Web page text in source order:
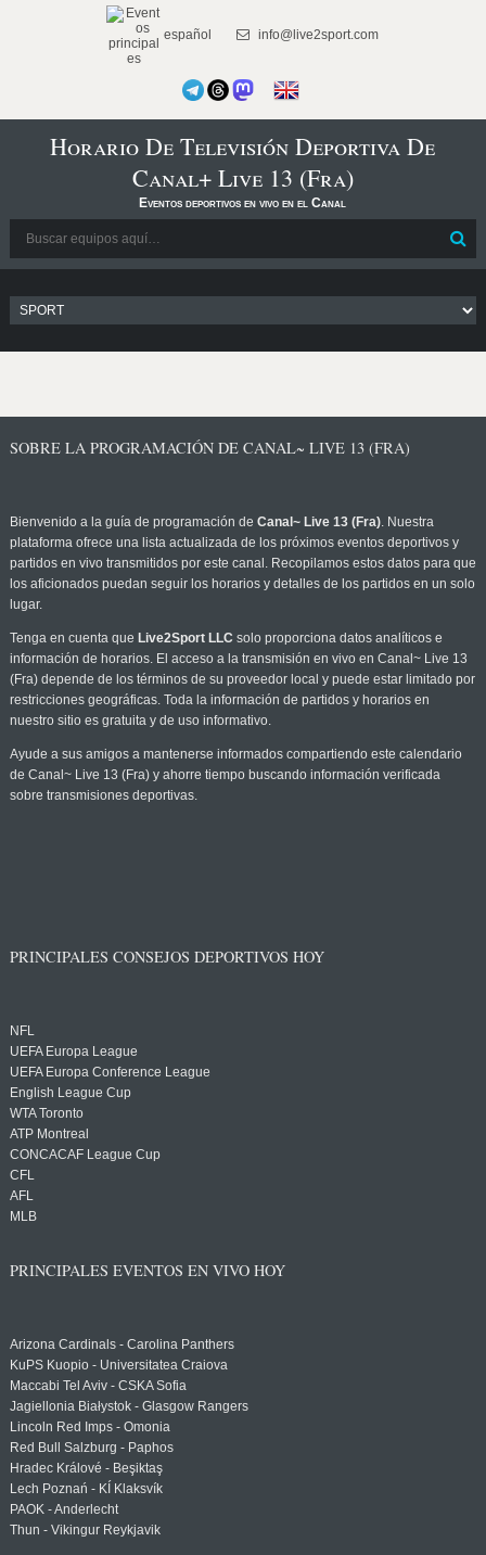
español info@live2sport.com
Horario De Televisión Deportiva De
Canal+ Live 13 (Fra)
Eventos deportivos en vivo en el Canal
SOBRE LA PROGRAMACIÓN DE CANAL~ LIVE 13 (FRA)
Bienvenido a la guía de programación de Canal~ Live 13 (Fra). Nuestra
plataforma ofrece una lista actualizada de los próximos eventos deportivos y
partidos en vivo transmitidos por este canal. Recopilamos estos datos para que
los aficionados puedan seguir los horarios y detalles de los partidos en un solo
lugar.
Tenga en cuenta que Live2Sport LLC solo proporciona datos analíticos e
información de horarios. El acceso a la transmisión en vivo en Canal~ Live 13
(Fra) depende de los términos de su proveedor local y puede estar limitado por
restricciones geográficas. Toda la información de partidos y horarios en
nuestro sitio es gratuita y de uso informativo.
Ayude a sus amigos a mantenerse informados compartiendo este calendario
de Canal~ Live 13 (Fra) y ahorre tiempo buscando información verificada
sobre transmisiones deportivas.
PRINCIPALES CONSEJOS DEPORTIVOS HOY
NFL
UEFA Europa League
UEFA Europa Conference League
English League Cup
WTA Toronto
ATP Montreal
CONCACAF League Cup
CFL
AFL
MLB
PRINCIPALES EVENTOS EN VIVO HOY
Arizona Cardinals - Carolina Panthers
KuPS Kuopio - Universitatea Craiova
Maccabi Tel Aviv - CSKA Sofia
Jagiellonia Białystok - Glasgow Rangers
Lincoln Red Imps - Omonia
Red Bull Salzburg - Paphos
Hradec Králové - Beşiktaş
Lech Poznań - KÍ Klaksvík
PAOK - Anderlecht
Thun - Vikingur Reykjavik